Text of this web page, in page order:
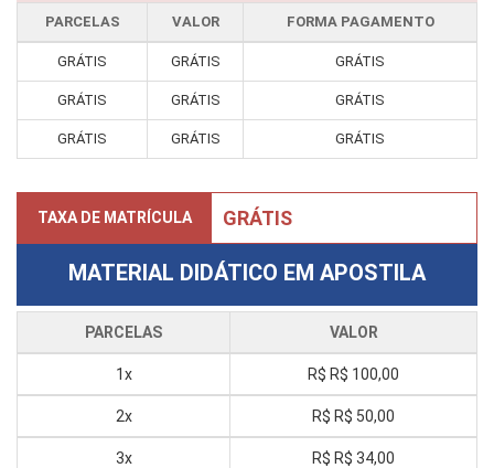
PARCELAS VALOR FORMA PAGAMENTO
GRÁTIS GRÁTIS GRÁTIS
GRÁTIS GRÁTIS GRÁTIS
GRÁTIS GRÁTIS GRÁTIS
TAXA DE MATRÍCULA GRÁTIS
MATERIAL DIDÁTICO EM APOSTILA
PARCELAS VALOR
1x R$ R$ 100,00
2x R$ R$ 50,00
3x R$ R$ 34,00